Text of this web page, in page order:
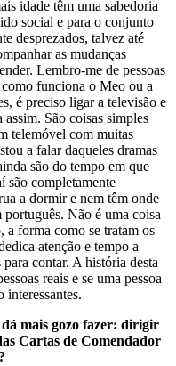
idade têm uma sabedoria
social e para o conjunto
desprezados, talvez até
as mudanças
Lembro-me de pessoas
funciona o Meo ou a
é preciso ligar a televisão e
São coisas simples
telemóvel com muitas
a falar daqueles dramas
são do tempo em que
são completamente
a dormir e nem têm onde
Não é uma coisa
a forma como se tratam os
atenção e tempo a
contar. A história desta
reais e se uma pessoa
mais gozo fazer: dirigir
Cartas de Comendador